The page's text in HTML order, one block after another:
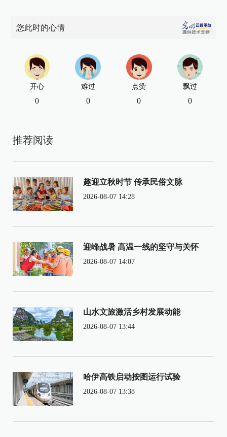
您此时的心情
开心
0
难过
0
点赞
0
飘过
0
推荐阅读
趣迎立秋时节 传承民俗文脉
2026-08-07 14:28
迎峰战暑 高温一线的坚守与关怀
2026-08-07 14:07
山水文旅激活乡村发展动能
2026-08-07 13:44
哈伊高铁启动按图运行试验
2026-08-07 13:38